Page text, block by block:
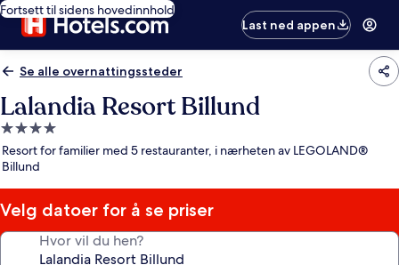
Fortsett til sidens hovedinnhold
Last ned appen
Se alle overnattingssteder
Lalandia Resort Billund
Overnattingssted
med
4.0
stjerner
Resort for familier med 5 restauranter, i nærheten av LEGOLAND®
Billund
Velg datoer for å se priser
Hvor vil du hen?